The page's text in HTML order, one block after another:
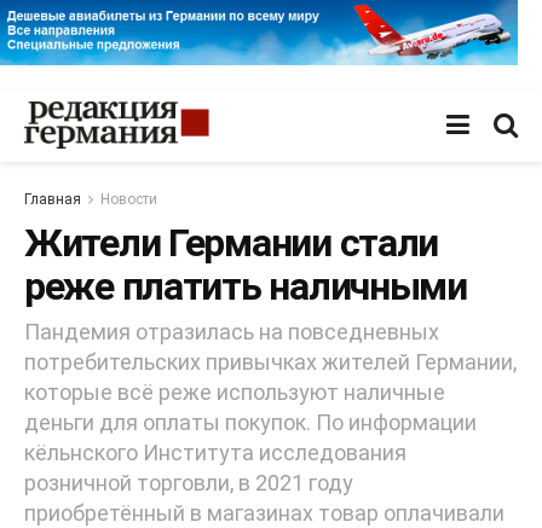
Главная Новости
Жители Германии стали
реже платить наличными
Пандемия отразилась на повседневных
потребительских привычках жителей Германии,
которые всё реже используют наличные
деньги для оплаты покупок. По информации
кёльнского Института исследования
розничной торговли, в 2021 году
приобретённый в магазинах товар оплачивали